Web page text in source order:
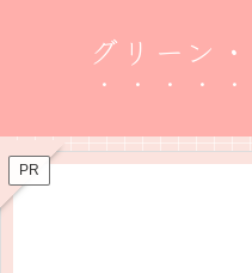
グリーン
PR